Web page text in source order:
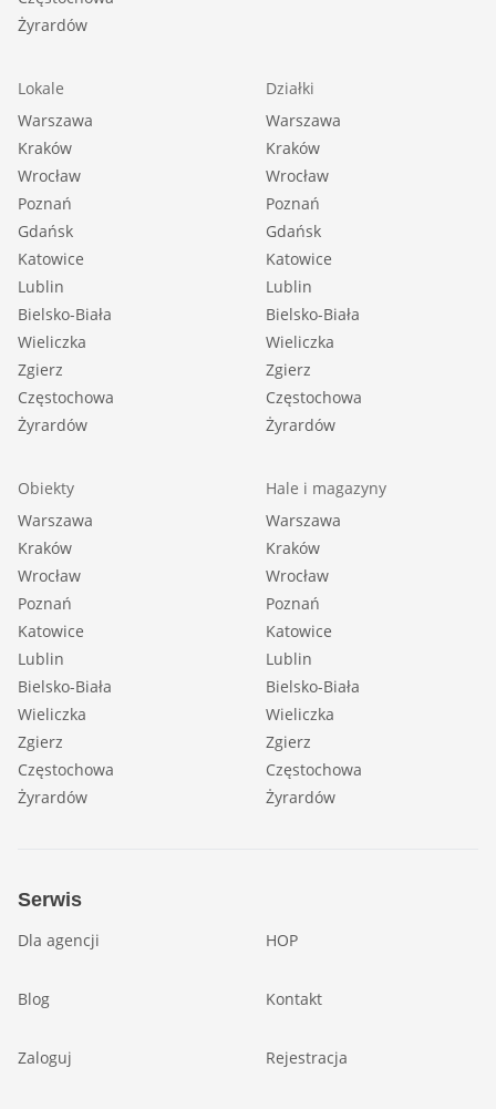
Żyrardów
Lokale
Warszawa
Kraków
Wrocław
Poznań
Gdańsk
Katowice
Lublin
Bielsko-Biała
Wieliczka
Zgierz
Częstochowa
Żyrardów
Działki
Warszawa
Kraków
Wrocław
Poznań
Gdańsk
Katowice
Lublin
Bielsko-Biała
Wieliczka
Zgierz
Częstochowa
Żyrardów
Obiekty
Warszawa
Kraków
Wrocław
Poznań
Katowice
Lublin
Bielsko-Biała
Wieliczka
Zgierz
Częstochowa
Żyrardów
Hale i magazyny
Warszawa
Kraków
Wrocław
Poznań
Katowice
Lublin
Bielsko-Biała
Wieliczka
Zgierz
Częstochowa
Żyrardów
Serwis
Dla agencji HOP
Blog Kontakt
Zaloguj Rejestracja